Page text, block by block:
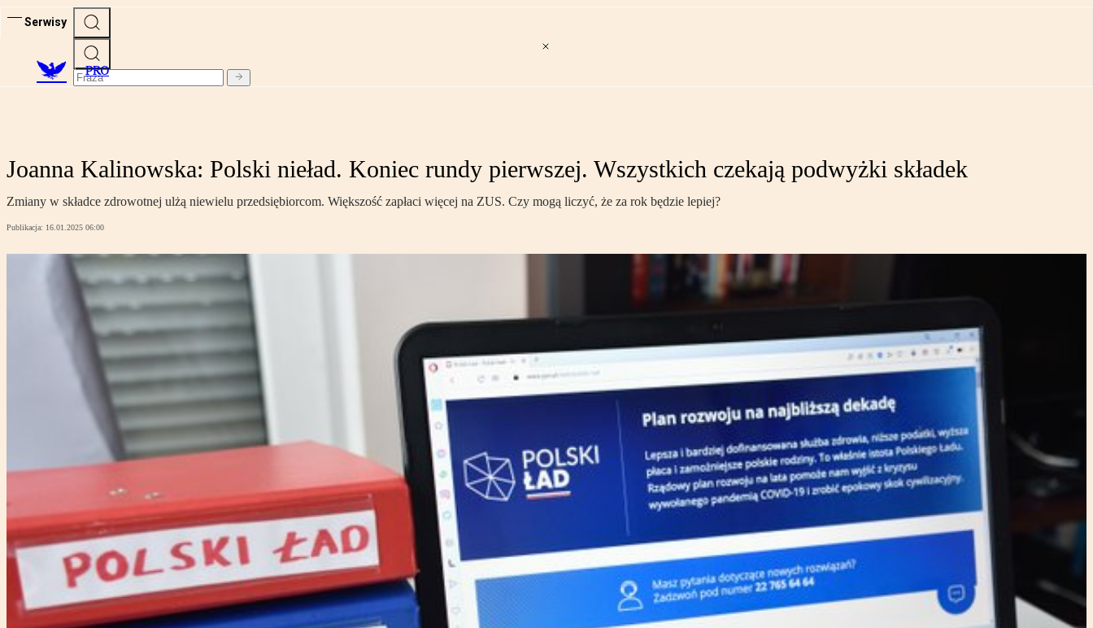
Serwisy
PRO
Joanna Kalinowska: Polski nieład. Koniec rundy pierwszej. Wszystkich czekają podwyżki składek
Zmiany w składce zdrowotnej ulżą niewielu przedsiębiorcom. Większość zapłaci więcej na ZUS. Czy mogą liczyć, że za rok będzie lepiej?
Publikacja: 16.01.2025 06:00